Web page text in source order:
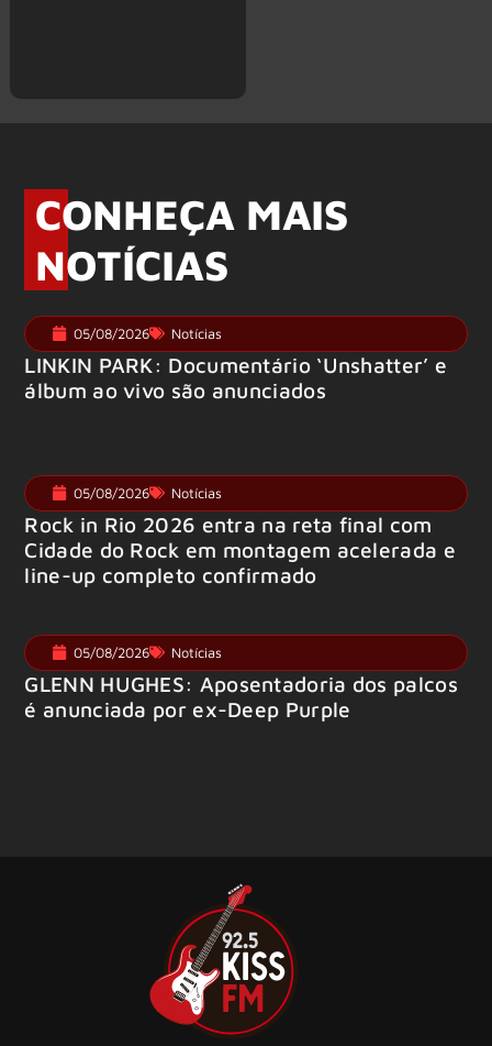
CONHEÇA MAIS
NOTÍCIAS
05/08/2026 Notícias
LINKIN PARK: Documentário ‘Unshatter’ e
álbum ao vivo são anunciados
05/08/2026 Notícias
Rock in Rio 2026 entra na reta final com
Cidade do Rock em montagem acelerada e
line-up completo confirmado
05/08/2026 Notícias
GLENN HUGHES: Aposentadoria dos palcos
é anunciada por ex-Deep Purple